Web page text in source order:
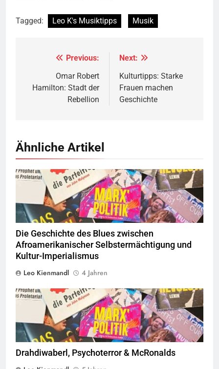
Tagged: Leo K's Musiktipps Musik
Beitragsnavigation
Previous:
Omar Robert
Hamilton: Stadt der
Rebellion
Next:
Kulturtipps: Starke
Frauen machen
Geschichte
Ähnliche Artikel
© linkswende.org,CC-BY-SA-1.0
Die Geschichte des Blues zwischen
Afroamerikanischer Selbstermächtigung und
Kultur-Imperialismus
Leo Kienmandl
4 Jahren
© linkswende.org,CC-BY-SA-1.0
Drahdiwaberl, Psychoterror & McRonalds